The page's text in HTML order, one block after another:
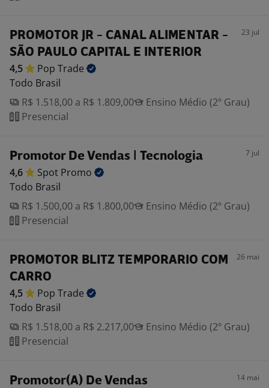
PROMOTOR JR - CANAL ALIMENTAR -
SÃO PAULO CAPITAL E INTERIOR
23 jul
4,5 Pop Trade
Todo Brasil
R$ 1.518,00 a R$ 1.809,00
Ensino Médio (2º Grau)
Presencial
Promotor De Vendas | Tecnologia 7 jul
4,6 Spot Promo
Todo Brasil
R$ 1.500,00 a R$ 1.800,00
Ensino Médio (2º Grau)
Presencial
PROMOTOR BLITZ TEMPORARIO COM
CARRO
26 mai
4,5 Pop Trade
Todo Brasil
R$ 1.518,00 a R$ 2.217,00
Ensino Médio (2º Grau)
Presencial
Promotor(A) De Vendas 14 mai